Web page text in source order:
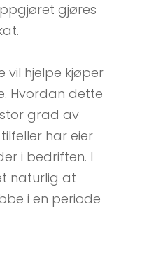
gjøres
vil hjelpe kjøper
Hvordan dette
grad av
har eier
i bedriften. I
naturlig at
i en periode